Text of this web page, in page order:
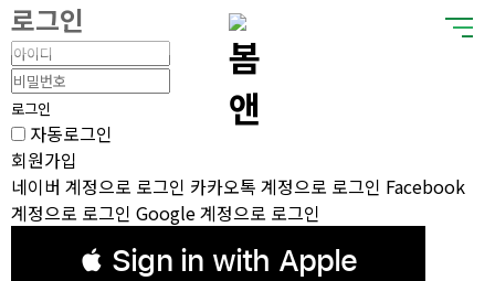
로그인
로그인
자동로그인
회원가입
네이버 계정으로 로그인 카카오톡 계정으로 로그인 Facebook
계정으로 로그인 Google 계정으로 로그인
 Sign in with Apple